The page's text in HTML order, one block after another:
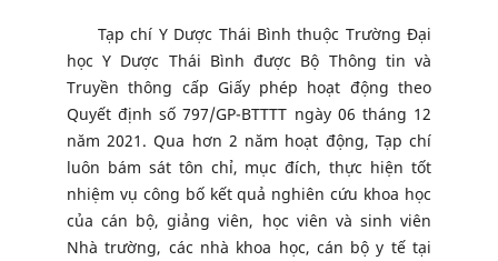
Tạp chí Y Dược Thái Bình thuộc Trường Đại
học Y Dược Thái Bình được Bộ Thông tin và
Truyền thông cấp Giấy phép hoạt động theo
Quyết định số 797/GP-BTTTT ngày 06 tháng 12
năm 2021. Qua hơn 2 năm hoạt động, Tạp chí
luôn bám sát tôn chỉ, mục đích, thực hiện tốt
nhiệm vụ công bố kết quả nghiên cứu khoa học
của cán bộ, giảng viên, học viên và sinh viên
Nhà trường, các nhà khoa học, cán bộ y tế tại